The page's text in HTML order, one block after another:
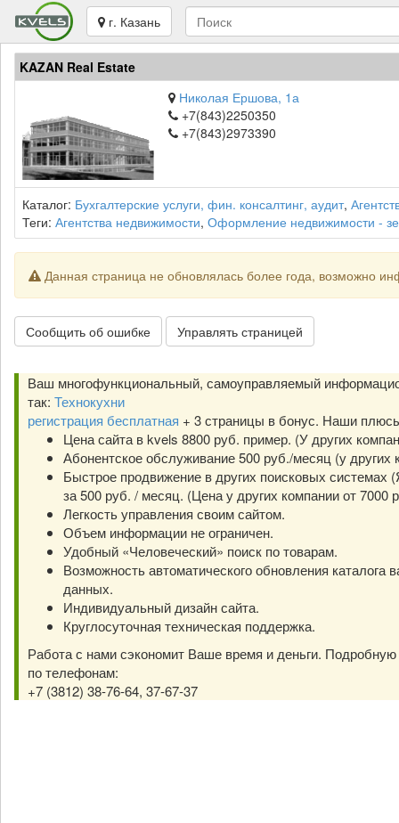
г. Казань
KAZAN Real Estate
Николая Ершова, 1а
+7(843)2250350
+7(843)2973390
Каталог: Бухгалтерские услуги, фин. консалтинг, аудит,
Теги: Агентства недвижимости, Оформление недвижимости -
Данная страница не обновлялась более года, возможно
Сообщить об ошибке Управлять страницей
Ваш многофункциональный, самоуправляемый
так: Технокухни
регистрация бесплатная + 3 страницы в бонус. Наши
Цена сайта в kvels 8800 руб. пример. (У других
Абонентское обслуживание 500 руб./месяц (у других
Быстрое продвижение в других поисковых системах
за 500 руб. / месяц. (Цена у других компании от 7000
Легкость управления своим сайтом.
Объем информации не ограничен.
Удобный «Человеческий» поиск по товарам.
Возможность автоматического обновления каталога
данных.
Индивидуальный дизайн сайта.
Круглосуточная техническая поддержка.
Работа с нами сэкономит Ваше время и деньги.
по телефонам:
+7 (3812) 38-76-64, 37-67-37